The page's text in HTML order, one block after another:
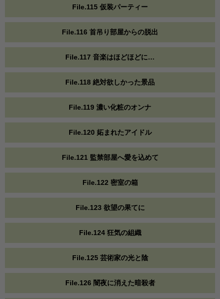
File.115 仮装パーティー
File.116 首吊り部屋からの脱出
File.117 音楽はほどほどに…
File.118 絶対欲しかった景品
File.119 濃い化粧のオンナ
File.120 妬まれたアイドル
File.121 監禁部屋へ愛を込めて
File.122 密室の箱
File.123 欲望の果てに
File.124 狂気の組織
File.125 芸術家の光と陰
File.126 闇夜に消えた暗殺者